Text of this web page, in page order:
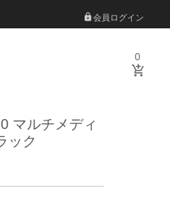
会員ログイン
0
マルチメディ
ック